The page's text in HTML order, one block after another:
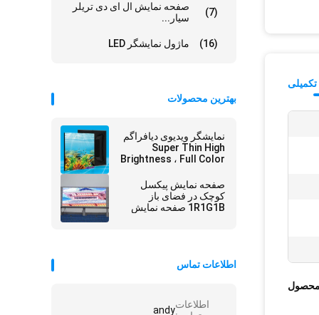
صفحه نمایش ال ای دی تریلر
سیار...
(7)
ماژول نمایشگر LED (16)
بهترین محصولات
نمایشگر ویدیوی دیافراگم
Super Thin High
Brightness ، Full Color
صفحه نمایش پیکسل
کوچک در فضای باز
1R1G1B صفحه نمایش
اطلاعات تماس
اطلاعاتandy
تکمیلی